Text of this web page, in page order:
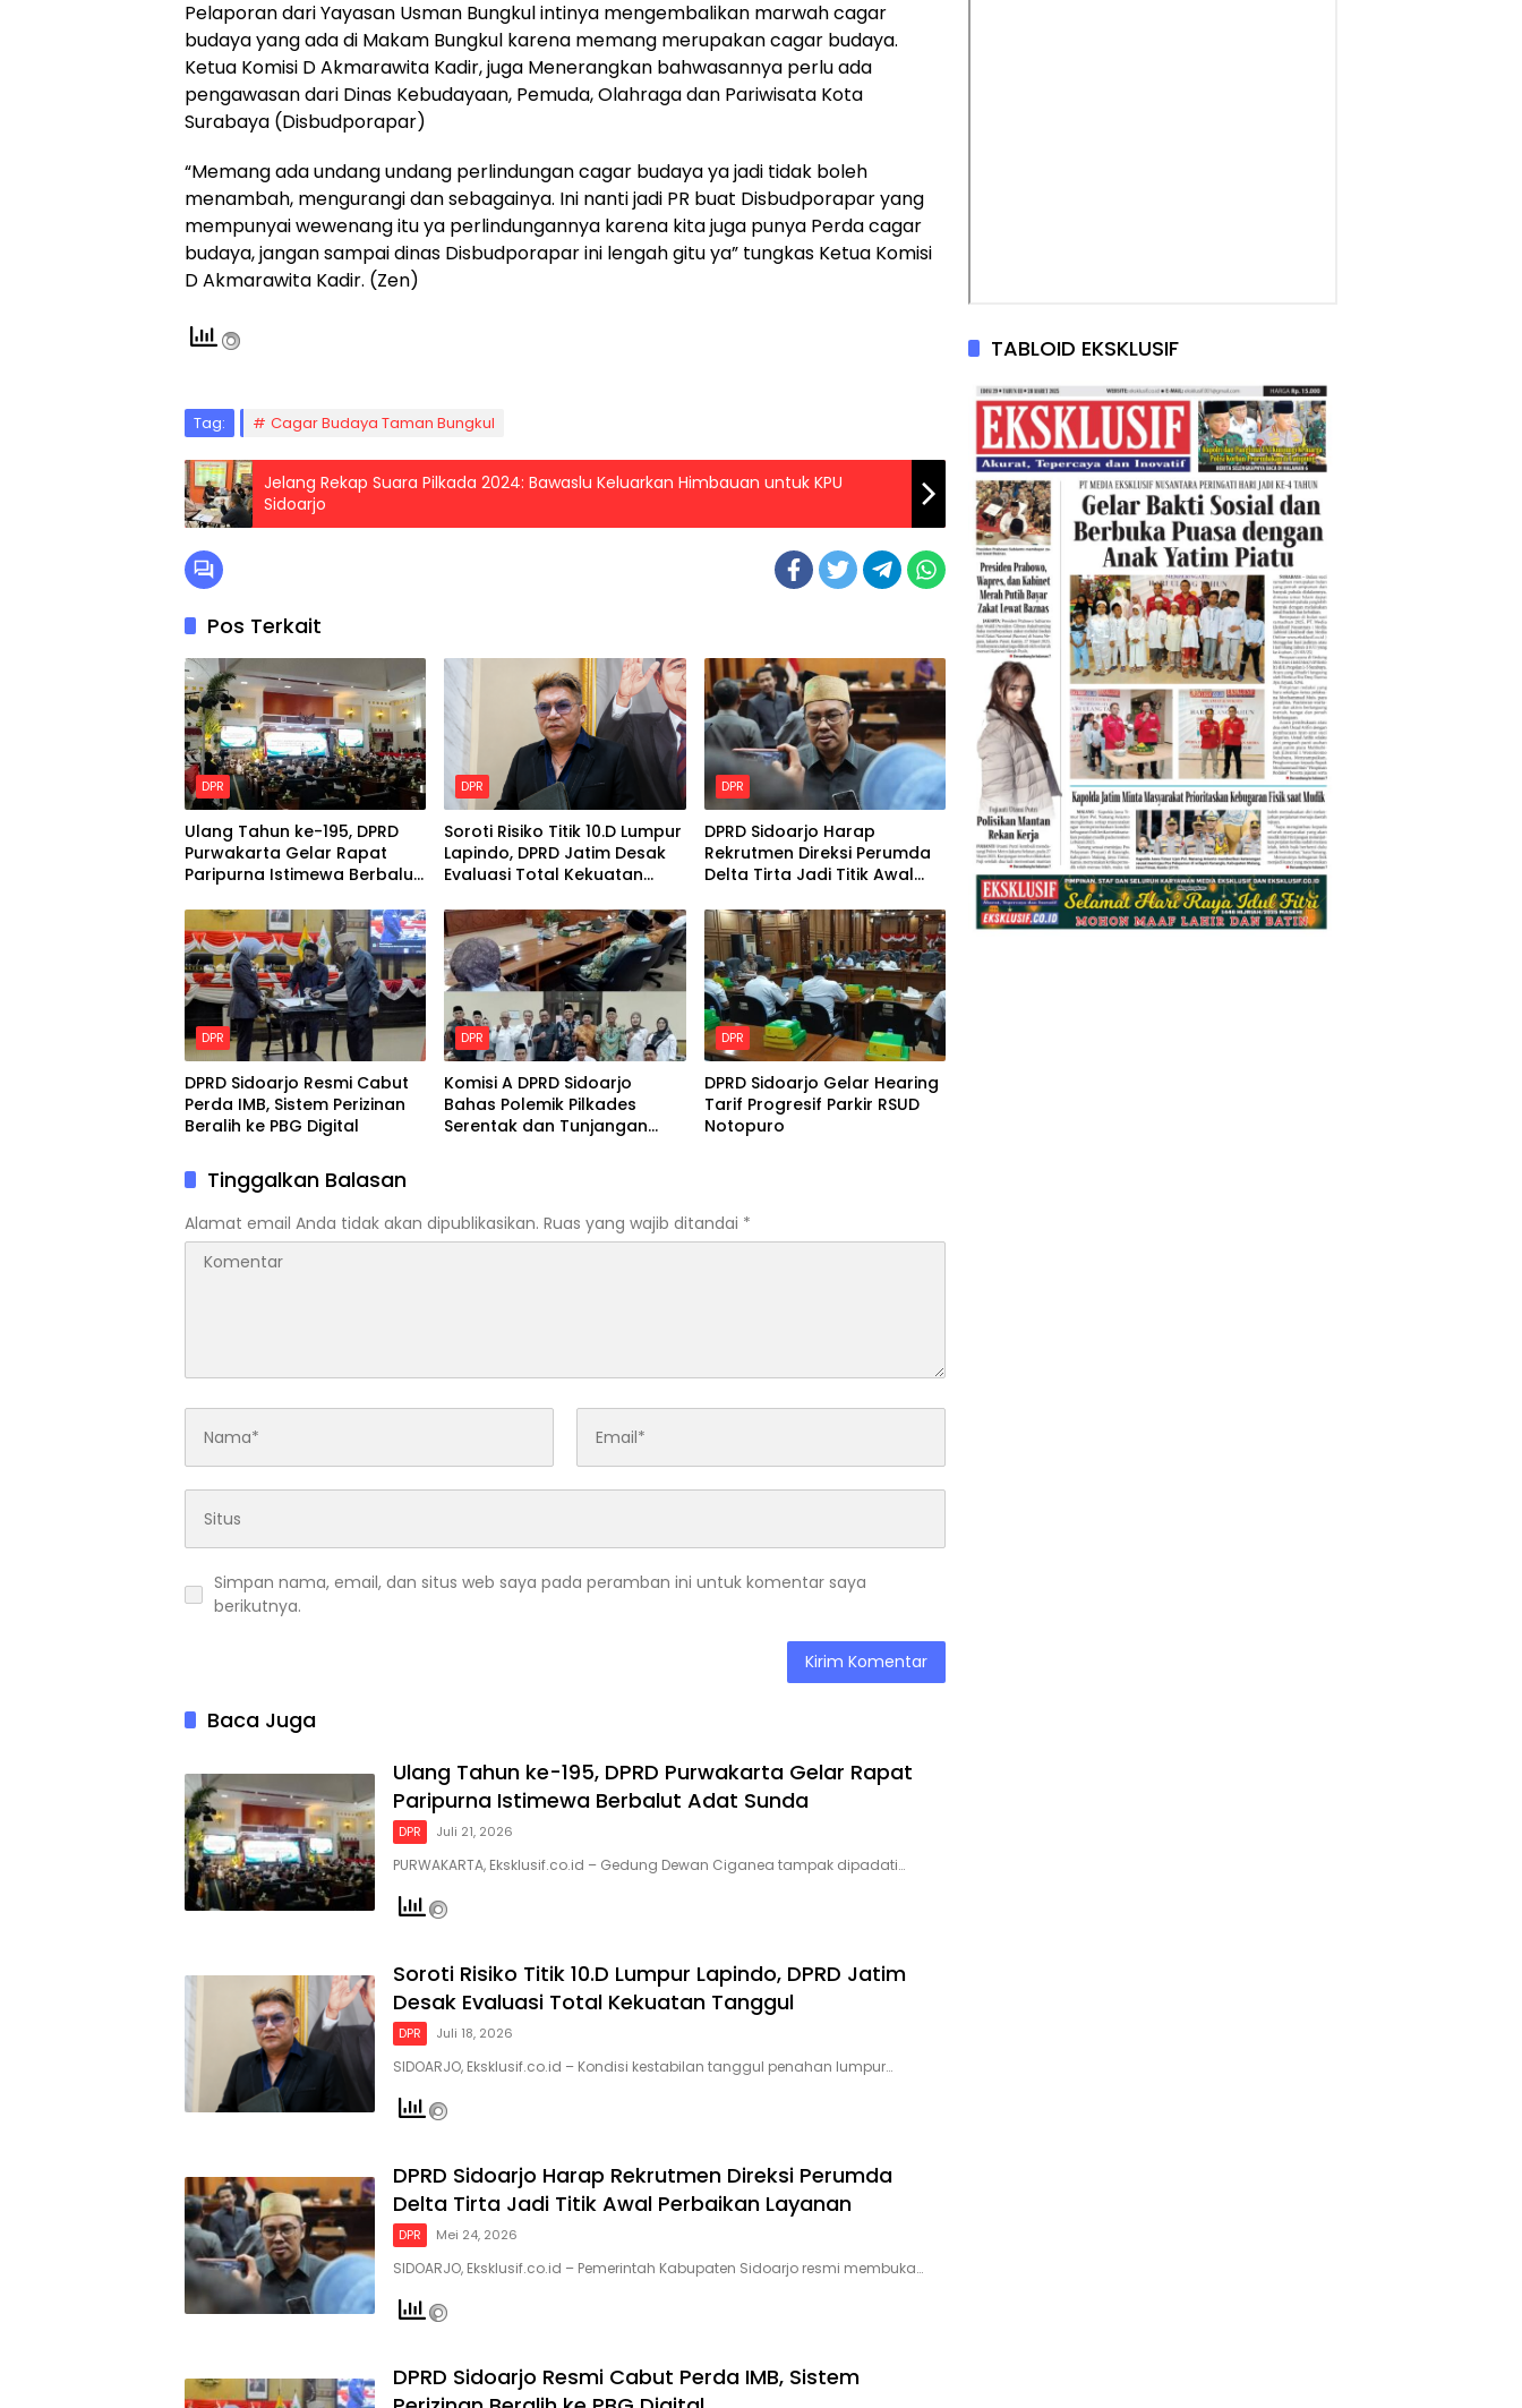
Pelaporan dari Yayasan Usman Bungkul intinya mengembalikan marwah cagar
budaya yang ada di Makam Bungkul karena memang merupakan cagar budaya.
Ketua Komisi D Akmarawita Kadir, juga Menerangkan bahwasannya perlu ada
pengawasan dari Dinas Kebudayaan, Pemuda, Olahraga dan Pariwisata Kota
Surabaya (Disbudporapar)
“Memang ada undang undang perlindungan cagar budaya ya jadi tidak boleh
menambah, mengurangi dan sebagainya. Ini nanti jadi PR buat Disbudporapar yang
mempunyai wewenang itu ya perlindungannya karena kita juga punya Perda cagar
budaya, jangan sampai dinas Disbudporapar ini lengah gitu ya” tungkas Ketua Komisi
D Akmarawita Kadir. (Zen)
Tag: Cagar Budaya Taman Bungkul
Jelang Rekap Suara Pilkada 2024: Bawaslu Keluarkan Himbauan untuk KPU
Sidoarjo
Pos Terkait
DPR
Ulang Tahun ke-195, DPRD
Purwakarta Gelar Rapat
Paripurna Istimewa Berbalut
DPR
Soroti Risiko Titik 10.D Lumpur
Lapindo, DPRD Jatim Desak
Evaluasi Total Kekuatan
DPR
DPRD Sidoarjo Harap
Rekrutmen Direksi Perumda
Delta Tirta Jadi Titik Awal
DPR
DPRD Sidoarjo Resmi Cabut
Perda IMB, Sistem Perizinan
Beralih ke PBG Digital
DPR
Komisi A DPRD Sidoarjo
Bahas Polemik Pilkades
Serentak dan Tunjangan
DPR
DPRD Sidoarjo Gelar Hearing
Tarif Progresif Parkir RSUD
Notopuro
Tinggalkan Balasan
Alamat email Anda tidak akan dipublikasikan. Ruas yang wajib ditandai *
Simpan nama, email, dan situs web saya pada peramban ini untuk komentar saya
berikutnya.
Baca Juga
Ulang Tahun ke-195, DPRD Purwakarta Gelar Rapat
Paripurna Istimewa Berbalut Adat Sunda
DPR Juli 21, 2026
PURWAKARTA, Eksklusif.co.id – Gedung Dewan Ciganea tampak dipadati…
Soroti Risiko Titik 10.D Lumpur Lapindo, DPRD Jatim
Desak Evaluasi Total Kekuatan Tanggul
DPR Juli 18, 2026
SIDOARJO, Eksklusif.co.id – Kondisi kestabilan tanggul penahan lumpur…
DPRD Sidoarjo Harap Rekrutmen Direksi Perumda
Delta Tirta Jadi Titik Awal Perbaikan Layanan
DPR Mei 24, 2026
SIDOARJO, Eksklusif.co.id – Pemerintah Kabupaten Sidoarjo resmi membuka…
DPRD Sidoarjo Resmi Cabut Perda IMB, Sistem
TABLOID EKSKLUSIF